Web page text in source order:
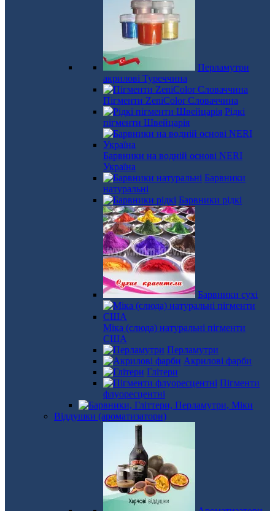
Перламутри
акрилові Туреччина
Пігменти ZeniColor Словаччина
Рідкі
пігменти Швейцарія
Барвники на водній основі NERI
Україна
Барвники
натуральні
Барвники рідкі
Барвники сухі
Міка (слюда) натуральні пігменти
США
Перламутри
Акрилові фарби
Глітери
Пігменти
флуоресцентні
Віддушки (ароматизатори)